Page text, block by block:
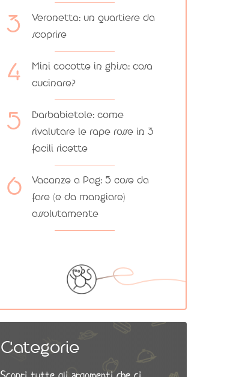
Veronetta: un quartiere da
scoprire
Mini cocotte in ghisa: cosa
cucinare?
Barbabietole: come
rivalutare le rape rosse in 3
facili ricette
Vacanze a Pag: 5 cose da
fare (e da mangiare)
assolutamente
Categorie